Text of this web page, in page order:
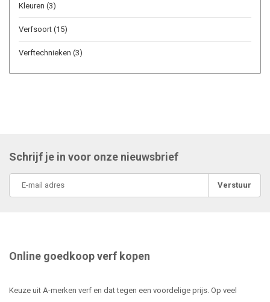
Kleuren (3)
Verfsoort (15)
Verftechnieken (3)
Schrijf je in voor onze nieuwsbrief
Verstuur
Online goedkoop verf kopen
Keuze uit A-merken verf en dat tegen een voordelige prijs. Op veel